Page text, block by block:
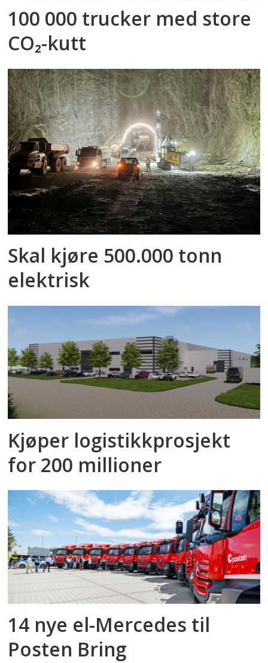
100 000 trucker med store
CO₂-kutt
Skal kjøre 500.000 tonn
elektrisk
Kjøper logistikkprosjekt
for 200 millioner
14 nye el-Mercedes til
Posten Bring